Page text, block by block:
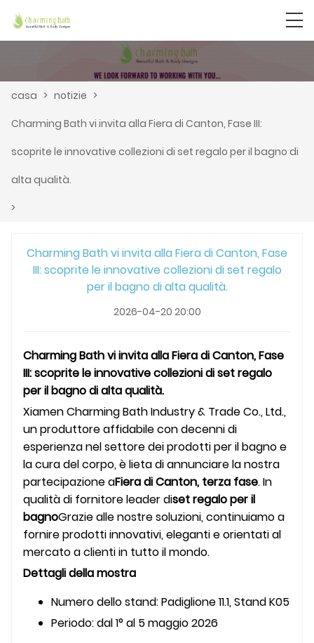
casa > notizie >
Charming Bath vi invita alla Fiera di Canton, Fase III:
scoprite le innovative collezioni di set regalo per il bagno di
alta qualità.
>
Charming Bath vi invita alla Fiera di Canton, Fase
III: scoprite le innovative collezioni di set regalo
per il bagno di alta qualità.
2026-04-20 20:00
Charming Bath vi invita alla Fiera di Canton, Fase
III: scoprite le innovative collezioni di set regalo
per il bagno di alta qualità.
Xiamen Charming Bath Industry & Trade Co., Ltd.,
un produttore affidabile con decenni di
esperienza nel settore dei prodotti per il bagno e
la cura del corpo, è lieta di annunciare la nostra
partecipazione aFiera di Canton, terza fase. In
qualità di fornitore leader diset regalo per il
bagnoGrazie alle nostre soluzioni, continuiamo a
fornire prodotti innovativi, eleganti e orientati al
mercato a clienti in tutto il mondo.
Dettagli della mostra
Numero dello stand: Padiglione 11.1, Stand K05
Periodo: dal 1° al 5 maggio 2026